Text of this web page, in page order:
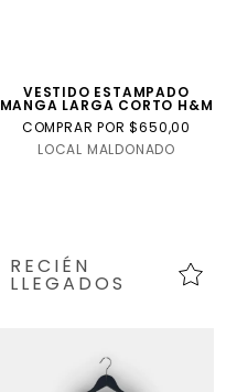
VESTIDO ESTAMPADO
MANGA LARGA CORTO H&M
COMPRAR POR $650,00
LOCAL MALDONADO
RECIÉN
LLEGADOS